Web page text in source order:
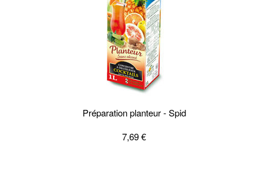
Préparation planteur - Spid
7,69 €